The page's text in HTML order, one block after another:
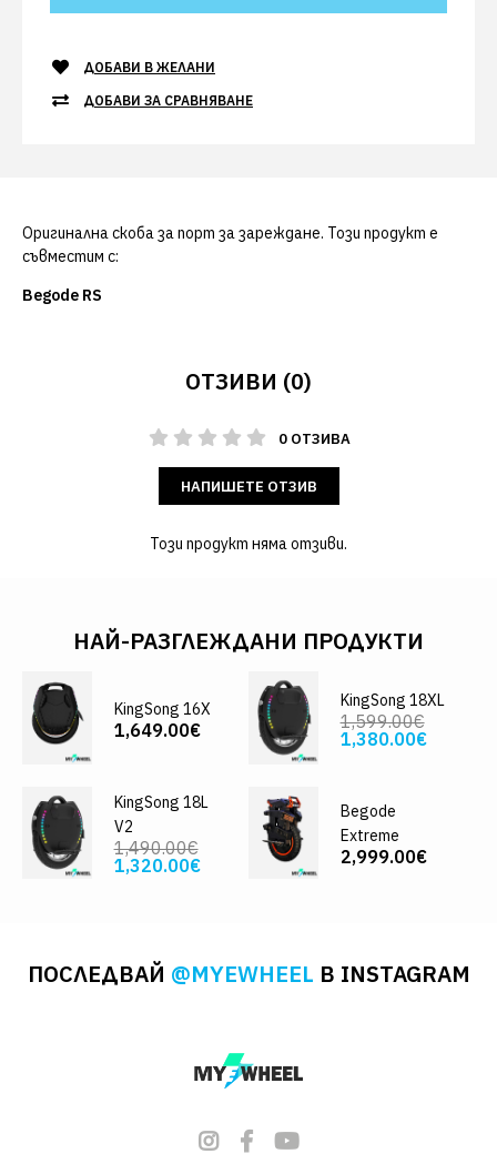
ДОБАВИ В ЖЕЛАНИ
ДОБАВИ ЗА СРАВНЯВАНЕ
Оригинална скоба за порт за зареждане. Този продукт е
съвместим с:
Begode RS
ОТЗИВИ (0)
0 ОТЗИВА
НАПИШЕТЕ ОТЗИВ
Този продукт няма отзиви.
НАЙ-РАЗГЛЕЖДАНИ ПРОДУКТИ
KingSong 16X
1,649.00€
KingSong 18XL
1,599.00€
1,380.00€
KingSong 18L
V2
1,490.00€
1,320.00€
Begode
Extreme
2,999.00€
ПОСЛЕДВАЙ @MYEWHEEL В INSTAGRAM